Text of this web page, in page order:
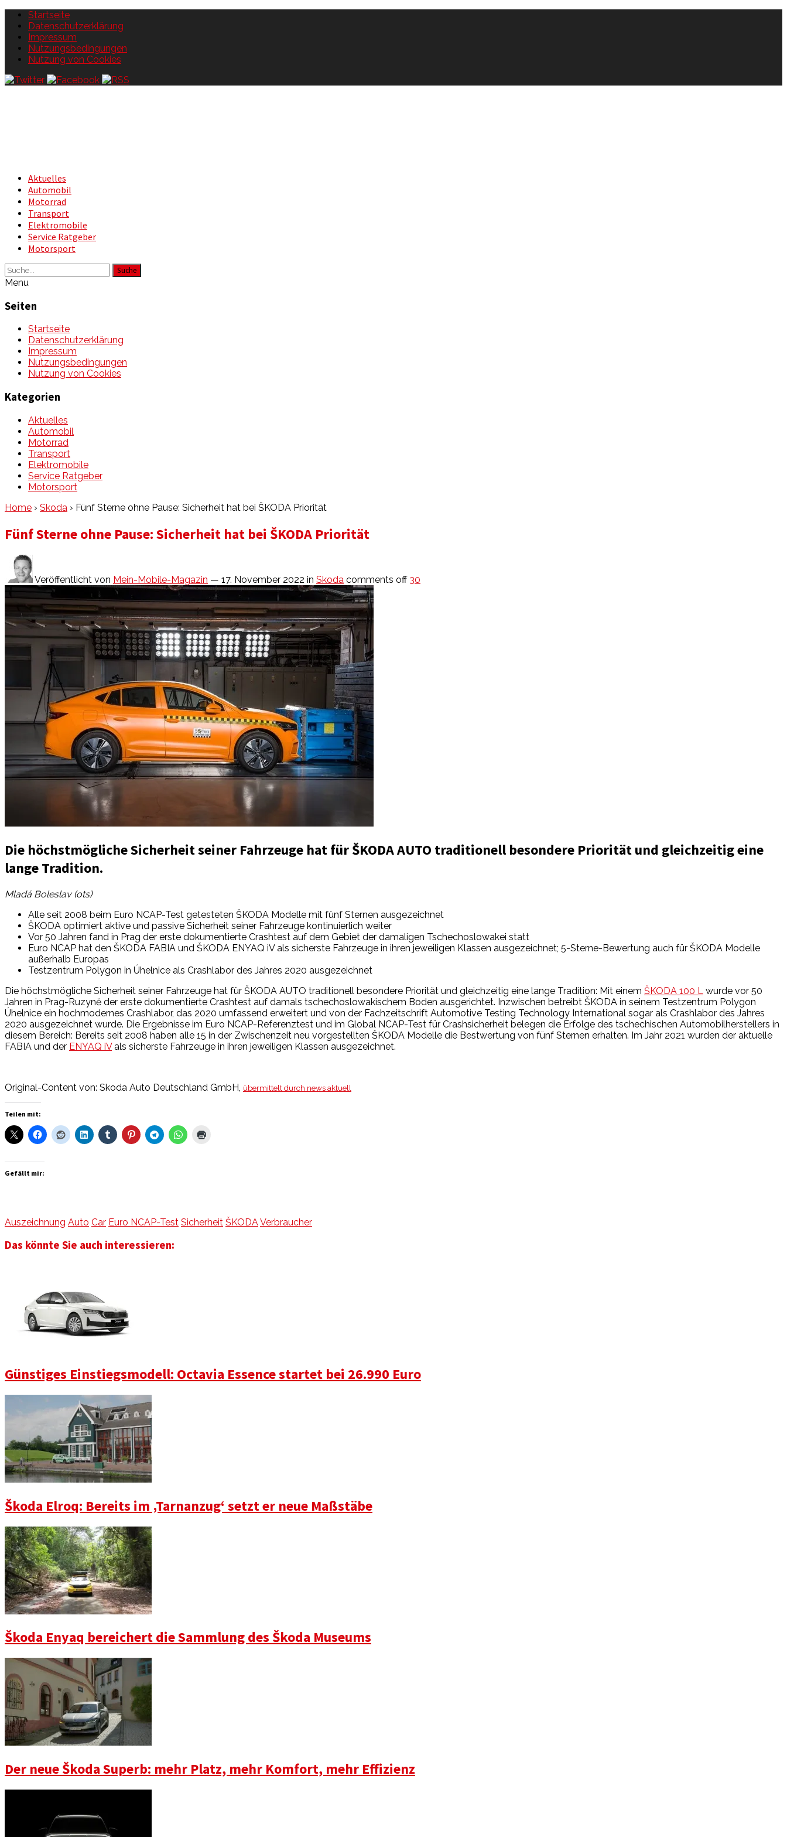
Startseite
Datenschutzerklärung
Impressum
Nutzungsbedingungen
Nutzung von Cookies
Aktuelles
Automobil
Motorrad
Transport
Elektromobile
Service Ratgeber
Motorsport
Suche
Menu
Seiten
Startseite
Datenschutzerklärung
Impressum
Nutzungsbedingungen
Nutzung von Cookies
Kategorien
Aktuelles
Automobil
Motorrad
Transport
Elektromobile
Service Ratgeber
Motorsport
Home › Skoda › Fünf Sterne ohne Pause: Sicherheit hat bei ŠKODA Priorität
Fünf Sterne ohne Pause: Sicherheit hat bei ŠKODA Priorität
Veröffentlicht von Mein-Mobile-Magazin — 17. November 2022 in Skoda comments off 30
Die höchstmögliche Sicherheit seiner Fahrzeuge hat für ŠKODA AUTO traditionell besondere Priorität und gleichzeitig eine
lange Tradition.
Mladá Boleslav (ots)
Alle seit 2008 beim Euro NCAP-Test getesteten ŠKODA Modelle mit fünf Sternen ausgezeichnet
ŠKODA optimiert aktive und passive Sicherheit seiner Fahrzeuge kontinuierlich weiter
Vor 50 Jahren fand in Prag der erste dokumentierte Crashtest auf dem Gebiet der damaligen Tschechoslowakei statt
Euro NCAP hat den ŠKODA FABIA und ŠKODA ENYAQ iV als sicherste Fahrzeuge in ihren jeweiligen Klassen ausgezeichnet; 5-Sterne-Bewertung auch für ŠKODA Modelle
außerhalb Europas
Testzentrum Polygon in Úhelnice als Crashlabor des Jahres 2020 ausgezeichnet
Die höchstmögliche Sicherheit seiner Fahrzeuge hat für ŠKODA AUTO traditionell besondere Priorität und gleichzeitig eine lange Tradition: Mit einem ŠKODA 100 L wurde vor 50
Jahren in Prag-Ruzyně der erste dokumentierte Crashtest auf damals tschechoslowakischem Boden ausgerichtet. Inzwischen betreibt ŠKODA in seinem Testzentrum Polygon
Úhelnice ein hochmodernes Crashlabor, das 2020 umfassend erweitert und von der Fachzeitschrift Automotive Testing Technology International sogar als Crashlabor des Jahres
2020 ausgezeichnet wurde. Die Ergebnisse im Euro NCAP-Referenztest und im Global NCAP-Test für Crashsicherheit belegen die Erfolge des tschechischen Automobilherstellers in
diesem Bereich: Bereits seit 2008 haben alle 15 in der Zwischenzeit neu vorgestellten ŠKODA Modelle die Bestwertung von fünf Sternen erhalten. Im Jahr 2021 wurden der aktuelle
FABIA und der ENYAQ iVals sicherste Fahrzeuge in ihren jeweiligen Klassen ausgezeichnet.
Original-Content von: Skoda Auto Deutschland GmbH, übermittelt durch news aktuell
Teilen mit:
Gefällt mir:
Auszeichnung Auto Car Euro NCAP-Test Sicherheit ŠKODA Verbraucher
Das könnte Sie auch interessieren:
Günstiges Einstiegsmodell: Octavia Essence startet bei 26.990 Euro
Škoda Elroq: Bereits im ‚Tarnanzug‘ setzt er neue Maßstäbe
Škoda Enyaq bereichert die Sammlung des Škoda Museums
Der neue Škoda Superb: mehr Platz, mehr Komfort, mehr Effizienz